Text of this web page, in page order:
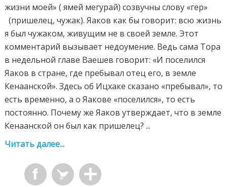
жизни моей» ( ямей мегурай) созвучны слову «гер»
(пришелец, чужак). Яаков как бы говорит: всю жизнь
я был чужаком, живущим не в своей земле. Этот
комментарий вызывает недоумение. Ведь сама Тора
в недельной главе Ваешев говорит: «И поселился
Яаков в стране, где пребывал отец его, в земле
Кенаанской». Здесь об Ицхаке сказано «пребывал», то
есть временно, а о Яакове «поселился», то есть
постоянно. Почему же Яаков утверждает, что в земле
Кенаанской он был как пришелец? ...
Читать далее...